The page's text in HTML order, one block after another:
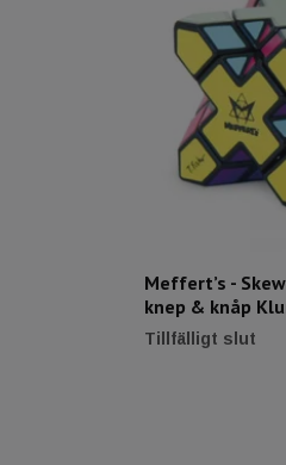
Meffert’s -
knep & knåp
Tillfälligt slut